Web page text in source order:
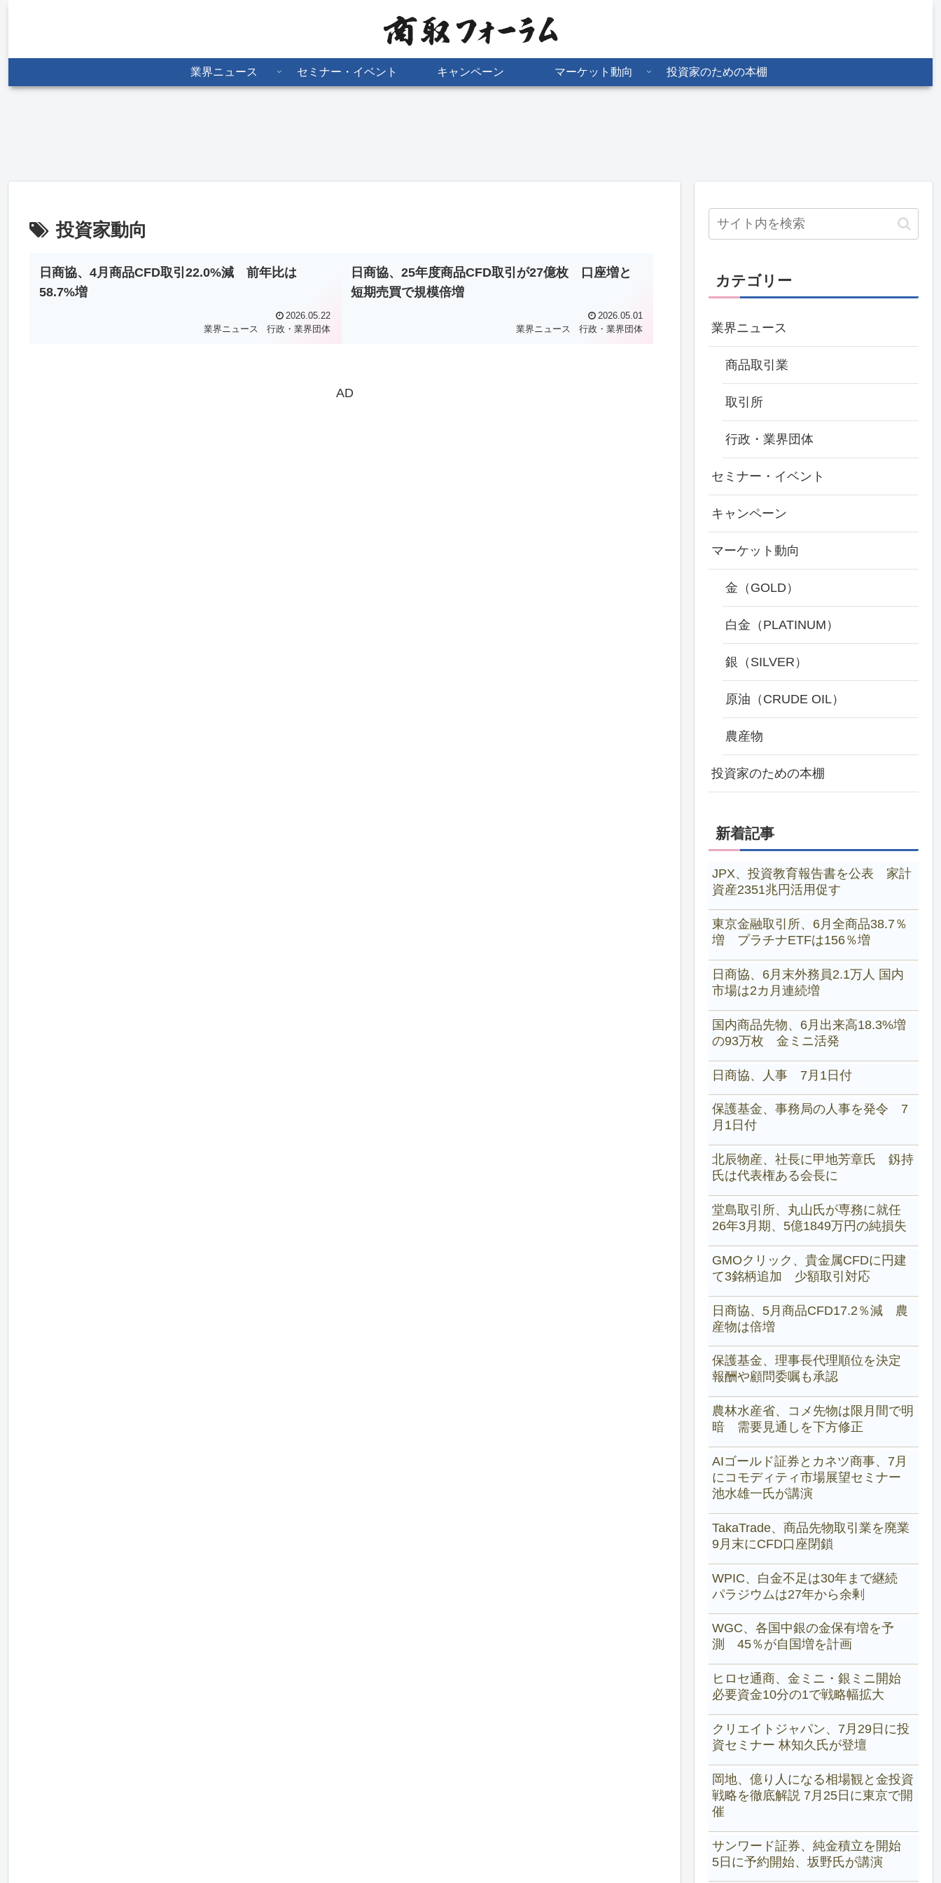
業界ニュース セミナー・イベント キャンペーン マーケット動向 投資家のための本棚
投資家動向
日商協、4月商品CFD取引22.0%減 前年比は
58.7%増
2026.05.22
業界ニュース
行政・業界団体
日商協、25年度商品CFD取引が27億枚 口座増と
短期売買で規模倍増
2026.05.01
業界ニュース
行政・業界団体
AD
カテゴリー
業界ニュース
商品取引業
取引所
行政・業界団体
セミナー・イベント
キャンペーン
マーケット動向
金（GOLD）
白金（PLATINUM）
銀（SILVER）
原油（CRUDE OIL）
農産物
投資家のための本棚
新着記事
JPX、投資教育報告書を公表 家計
資産2351兆円活用促す
東京金融取引所、6月全商品38.7％
増 プラチナETFは156％増
日商協、6月末外務員2.1万人 国内
市場は2カ月連続増
国内商品先物、6月出来高18.3%増
の93万枚 金ミニ活発
日商協、人事 7月1日付
保護基金、事務局の人事を発令 7
月1日付
北辰物産、社長に甲地芳章氏 釼持
氏は代表権ある会長に
堂島取引所、丸山氏が専務に就任
26年3月期、5億1849万円の純損失
GMOクリック、貴金属CFDに円建
て3銘柄追加 少額取引対応
日商協、5月商品CFD17.2％減 農
産物は倍増
保護基金、理事長代理順位を決定
報酬や顧問委嘱も承認
農林水産省、コメ先物は限月間で明
暗 需要見通しを下方修正
AIゴールド証券とカネツ商事、7月
にコモディティ市場展望セミナー
池水雄一氏が講演
TakaTrade、商品先物取引業を廃業
9月末にCFD口座閉鎖
WPIC、白金不足は30年まで継続
パラジウムは27年から余剰
WGC、各国中銀の金保有増を予
測 45％が自国増を計画
ヒロセ通商、金ミニ・銀ミニ開始
必要資金10分の1で戦略幅拡大
クリエイトジャパン、7月29日に投
資セミナー 林知久氏が登壇
岡地、億り人になる相場観と金投資
戦略を徹底解説 7月25日に東京で開
催
サンワード証券、純金積立を開始
5日に予約開始、坂野氏が講演